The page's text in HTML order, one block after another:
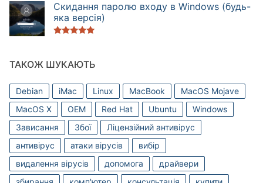
Cкидання паролю входу в Windows (будь-
яка версія)
ТАКОЖ ШУКАЮТЬ
Debian iMac Linux MacBook
MacOS Mojave
MacOS X
OEM Red Hat Ubuntu
Windows
Зависання
Збої
Ліцензійний антивірус
антивірус
атаки вірусів
вибір
видалення вірусів
допомога
драйвери